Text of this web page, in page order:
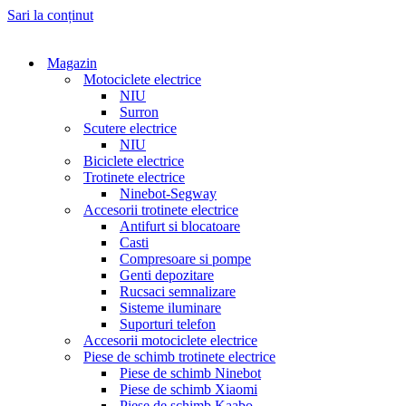
Sari la conținut
Magazin
Motociclete electrice
NIU
Surron
Scutere electrice
NIU
Biciclete electrice
Trotinete electrice
Ninebot-Segway
Accesorii trotinete electrice
Antifurt si blocatoare
Casti
Compresoare si pompe
Genti depozitare
Rucsaci semnalizare
Sisteme iluminare
Suporturi telefon
Accesorii motociclete electrice
Piese de schimb trotinete electrice
Piese de schimb Ninebot
Piese de schimb Xiaomi